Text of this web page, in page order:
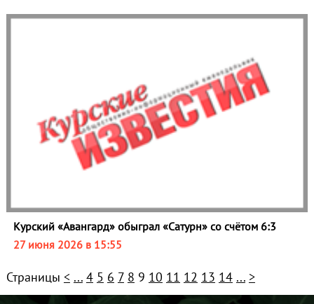
Курский «Авангард» обыграл «Сатурн» со счётом 6:3
27 июня 2026 в 15:55
Страницы < ... 4 5 6 7 8 9 10 11 12 13 14 ... >